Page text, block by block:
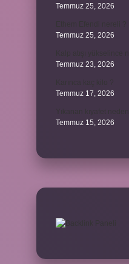
Temmuz 25, 2026
Temmuz 25, 2026
Temmuz 23, 2026
Temmuz 17, 2026
Temmuz 15, 2026